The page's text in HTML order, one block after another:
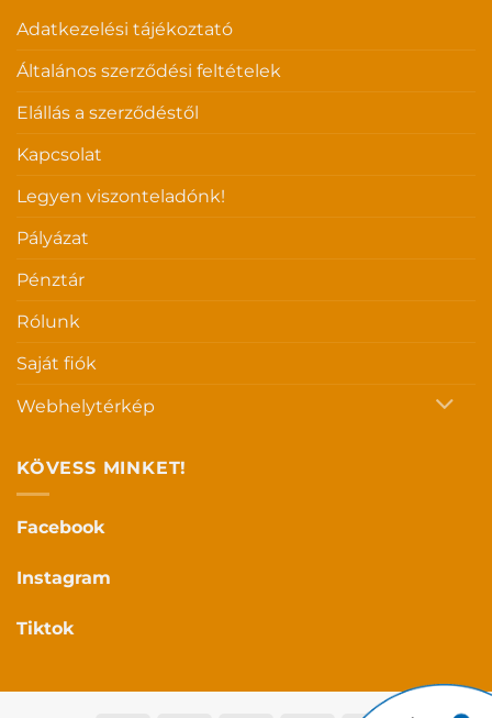
Adatkezelési tájékoztató
Általános szerződési feltételek
Elállás a szerződéstől
Kapcsolat
Legyen viszonteladónk!
Pályázat
Pénztár
Rólunk
Saját fiók
Webhelytérkép
KÖVESS MINKET!
Facebook
Instagram
Tiktok